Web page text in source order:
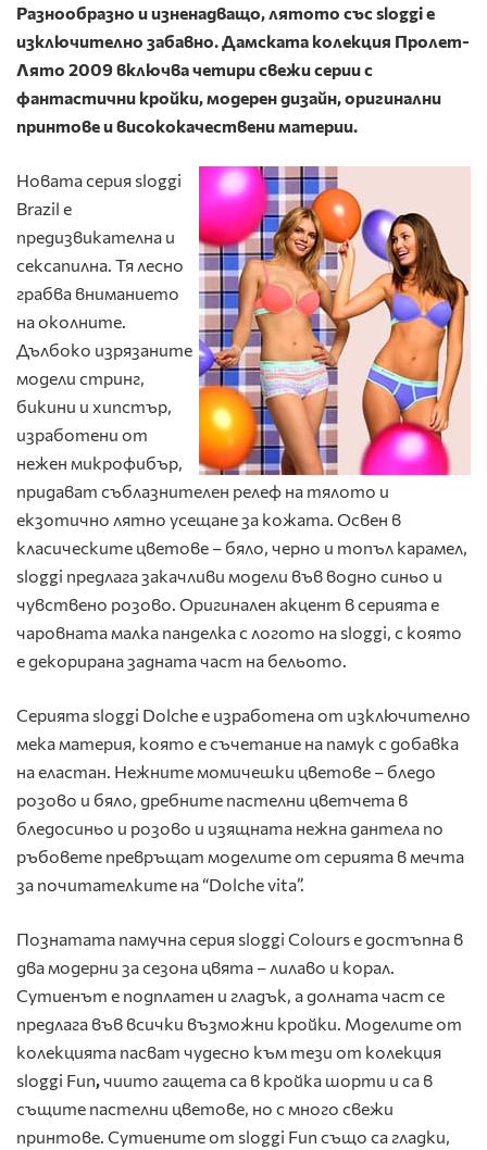
Разнообразно и изненадващо, лятото съсsloggiе
изключително забавно. Дамската колекция Пролет-
Лято 2009 включва четири свежи серии с
фантастични кройки, модерен дизайн, оригинални
принтове и висококачествени материи.
Новата серия sloggi
Brazil е
предизвикателна и
сексапилна. Тя лесно
грабва вниманието
на околните.
Дълбоко изрязаните
модели стринг,
бикини и хипстър,
изработени от
нежен микрофибър,
придават съблазнителен релеф на тялото и
екзотично лятно усещане за кожата. Освен в
класическите цветове – бяло, черно и топъл карамел,
sloggi предлага закачливи модели във водно синьо и
чувствено розово. Оригинален акцент в серията е
чаровната малка панделка с логото на sloggi, с която
е декорирана задната част на бельото.
Серията sloggi Dolche е изработена от изключително
мека материя, която е съчетание на памук с добавка
на еластан. Нежните момичешки цветове – бледо
розово и бяло, дребните пастелни цветчета в
бледосиньо и розово и изящната нежна дантела по
ръбовете превръщат моделите от серията в мечта
за почитателките на “Dolche vita”.
Познатата памучна серия sloggi Colours е достъпна в
два модерни за сезона цвята – лилаво и корал.
Сутиенът е подплатен и гладък, а долната част се
предлага във всички възможни кройки. Моделите от
колекцията пасват чудесно към тези от колекция
sloggi Fun,чиито гащета са в кройка шорти и са в
същите пастелни цветове, но с много свежи
принтове. Сутиените от sloggi Fun също са гладки,